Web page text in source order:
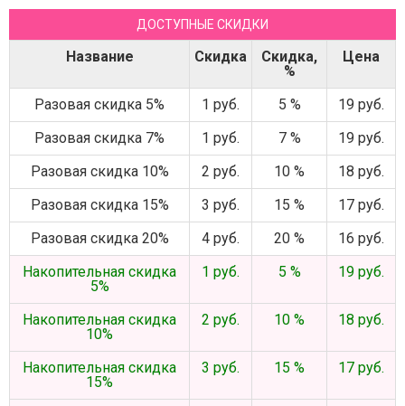
ДОСТУПНЫЕ СКИДКИ
Название Скидка
Скидка,
%
Цена
Разовая скидка 5% 1 руб. 5 %
19 руб.
Разовая скидка 7%
1 руб. 7 %
19 руб.
Разовая скидка 10%
2 руб. 10 %
18 руб.
Разовая скидка 15%
3 руб. 15 %
17 руб.
Разовая скидка 20%
4 руб. 20 %
16 руб.
Накопительная скидка
5%
1 руб. 5 % 19 руб.
Накопительная скидка
10%
2 руб. 10 % 18 руб.
Накопительная скидка
15%
3 руб. 15 % 17 руб.